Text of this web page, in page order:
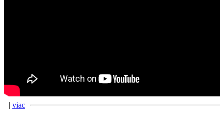
| viac